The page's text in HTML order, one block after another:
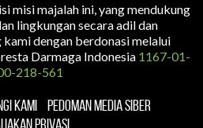
misi majalah ini, yang mendukung
lingkungan secara adil dan
dengan berdonasi melalui
Darmaga Indonesia 1167-01-
218-561
KAMI
PEDOMAN MEDIA SIBER
PRIVASI